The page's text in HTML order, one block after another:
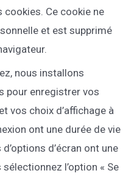
Ce cookie ne
et est supprimé
nous installons
pour enregistrer vos
vos choix d’affichage à
ont une durée de vie
d’écran ont une
sélectionnez l’option « Se